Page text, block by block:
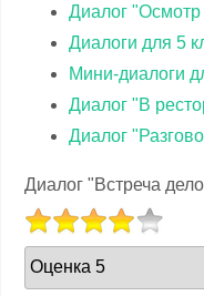
Диалог "Осмотр
Диалоги для 5
Мини-диалоги
Диалог "В
Диалог
Диалог "Встреча
РЕЙТИНГ:
4
/5